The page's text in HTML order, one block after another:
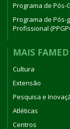
Programa de Pós-
Programa de Pós-
Profissional
MAIS FAMED
Cultura
Extensão
Pesquisa e
Atléticas
Centros